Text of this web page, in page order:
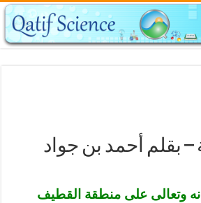
– بقلم أحمد بن جواد
وتعالى على منطقة القطيف